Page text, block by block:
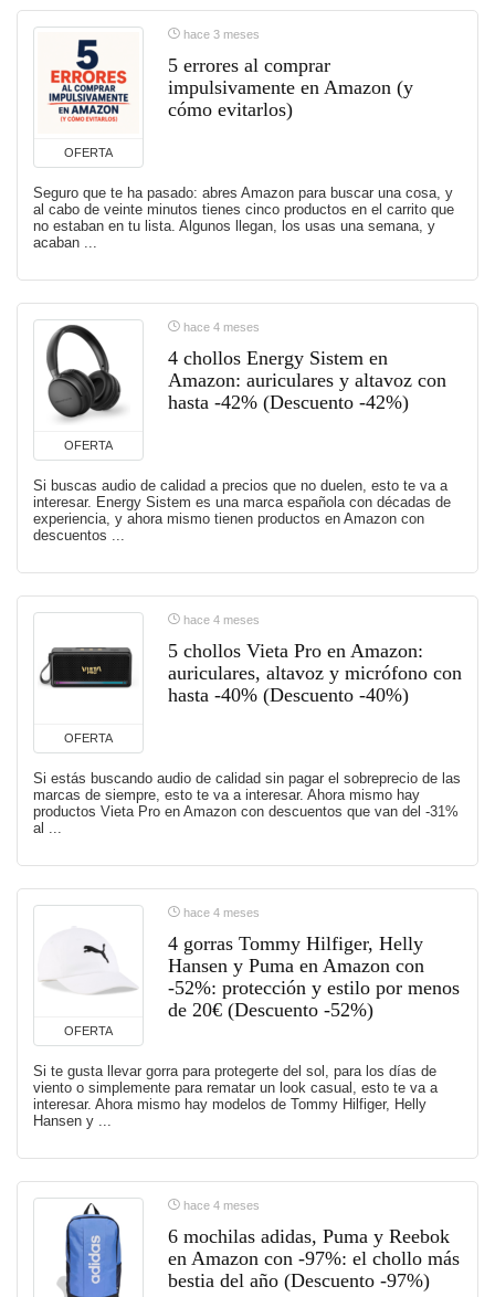
OFERTA
hace 3 meses
5 errores al comprar
impulsivamente en Amazon (y
cómo evitarlos)
Seguro que te ha pasado: abres Amazon para buscar una cosa, y
al cabo de veinte minutos tienes cinco productos en el carrito que
no estaban en tu lista. Algunos llegan, los usas una semana, y
acaban ...
OFERTA
hace 4 meses
4 chollos Energy Sistem en
Amazon: auriculares y altavoz con
hasta -42% (Descuento -42%)
Si buscas audio de calidad a precios que no duelen, esto te va a
interesar. Energy Sistem es una marca española con décadas de
experiencia, y ahora mismo tienen productos en Amazon con
descuentos ...
OFERTA
hace 4 meses
5 chollos Vieta Pro en Amazon:
auriculares, altavoz y micrófono con
hasta -40% (Descuento -40%)
Si estás buscando audio de calidad sin pagar el sobreprecio de las
marcas de siempre, esto te va a interesar. Ahora mismo hay
productos Vieta Pro en Amazon con descuentos que van del -31%
al ...
OFERTA
hace 4 meses
4 gorras Tommy Hilfiger, Helly
Hansen y Puma en Amazon con
-52%: protección y estilo por menos
de 20€ (Descuento -52%)
Si te gusta llevar gorra para protegerte del sol, para los días de
viento o simplemente para rematar un look casual, esto te va a
interesar. Ahora mismo hay modelos de Tommy Hilfiger, Helly
Hansen y ...
hace 4 meses
6 mochilas adidas, Puma y Reebok
en Amazon con -97%: el chollo más
bestia del año (Descuento -97%)